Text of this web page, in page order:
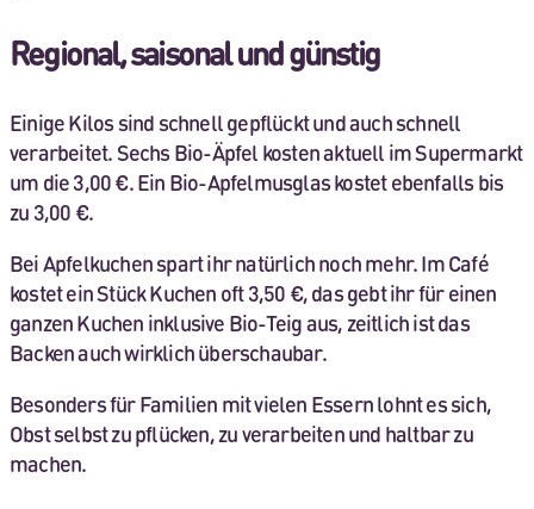
Regional, saisonal und günstig
Einige Kilos sind schnell gepflückt und auch schnell
verarbeitet. Sechs Bio-Äpfel kosten aktuell im Supermarkt
um die 3,00 €. Ein Bio-Apfelmusglas kostet ebenfalls bis
zu 3,00 €.
Bei Apfelkuchen spart ihr natürlich noch mehr. Im Café
kostet ein Stück Kuchen oft 3,50 €, das gebt ihr für einen
ganzen Kuchen inklusive Bio-Teig aus, zeitlich ist das
Backen auch wirklich überschaubar.
Besonders für Familien mit vielen Essern lohnt es sich,
Obst selbst zu pflücken, zu verarbeiten und haltbar zu
machen.